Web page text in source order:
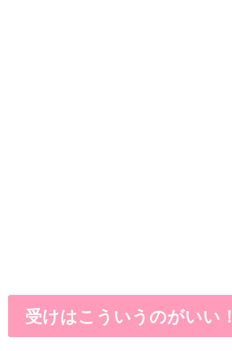
受けはこういうのがいい！